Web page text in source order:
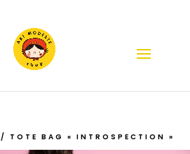
/ TOTE BAG « INTROSPECTION »